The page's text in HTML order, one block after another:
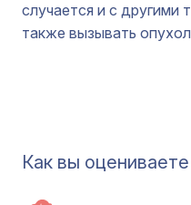
случается и с другими
также вызывать
Как вы